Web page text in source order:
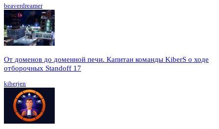
beaverdreamer
От доменов до доменной печи. Капитан команды KiberS о ходе
отборочных Standoff 17
kiberjen